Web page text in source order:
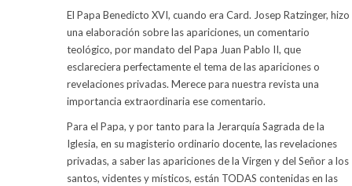
El Papa Benedicto XVI, cuando era Card. Josep Ratzinger, hizo
una elaboración sobre las apariciones, un comentario
teológico, por mandato del Papa Juan Pablo II, que
esclareciera perfectamente el tema de las apariciones o
revelaciones privadas. Merece para nuestra revista una
importancia extraordinaria ese comentario.
Para el Papa, y por tanto para la Jerarquía Sagrada de la
Iglesia, en su magisterio ordinario docente, las revelaciones
privadas, a saber las apariciones de la Virgen y del Señor a los
santos, videntes y místicos, están TODAS contenidas en las